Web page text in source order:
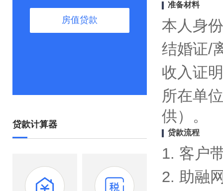
房值贷款
贷款计算器
准备材料
本人身
结婚证/
收入证
所在单
供）。
贷款流程
1. 客户
2. 助融